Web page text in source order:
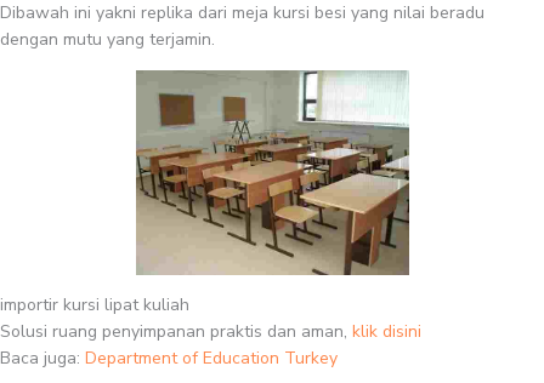
Dibawah ini yakni replika dari meja kursi besi yang nilai beradu
dengan mutu yang terjamin.
importir kursi lipat kuliah
Solusi ruang penyimpanan praktis dan aman, klik disini
Baca juga: Department of Education Turkey